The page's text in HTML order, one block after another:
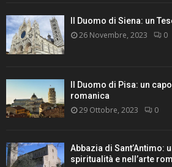
Il Duomo di Siena: un
26 Novembre, 2023 0
Il Duomo di Pisa: un
romanica
29 Ottobre, 2023 0
Abbazia di Sant’Antimo:
spiritualità e nell’arte